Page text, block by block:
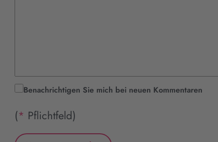
Benachrichtigen Sie mich bei neuen Kommentaren
(* Pflichtfeld)